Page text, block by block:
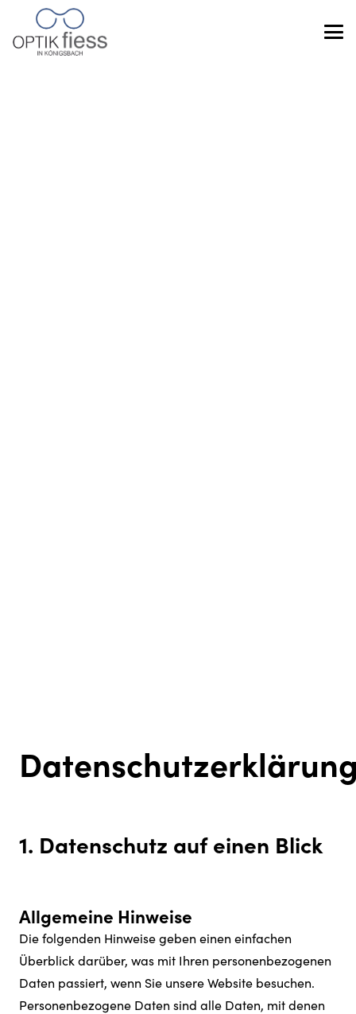
1. Datenschutz auf einen Blick
Allgemeine Hinweise
Die folgenden Hinweise geben einen einfachen
Überblick darüber, was mit Ihren personenbezogenen
Daten passiert, wenn Sie unsere Website besuchen.
Personenbezogene Daten sind alle Daten, mit denen